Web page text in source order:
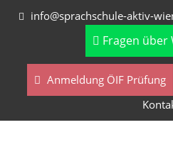
info@sprachschule-aktiv-
Fragen über
Anmeldung ÖIF Prüfung